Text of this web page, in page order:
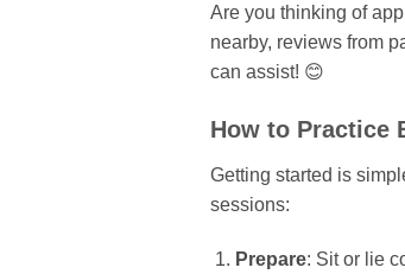
Are you thinking of
nearby, reviews from
can assist! 😊
How to Practice
Getting started is
sessions:
Prepare: Sit or lie